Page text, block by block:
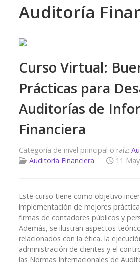
Auditoría
Curso Virtual:
Prácticas para
Auditorías de
Financiera
Categoría de nivel principal o raíz:
Auditoría Financiera
11
Este curso tiene como objetivo
implementación de mejores
firmas de contadores públicos y
Además, se ilustran aspectos
relacionados con la ética, la
administración de clientes y el
las Normas Internacionales de